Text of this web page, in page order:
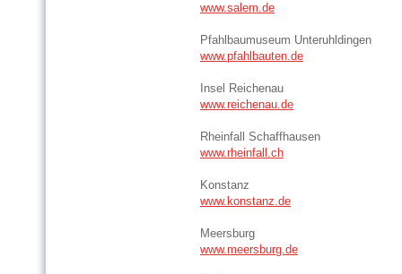
www.salem.de
Pfahlbaumuseum Unteruhldingen
www.pfahlbauten.de
Insel Reichenau
www.reichenau.de
Rheinfall Schaffhausen
www.rheinfall.ch
Konstanz
www.konstanz.de
Meersburg
www.meersburg.de